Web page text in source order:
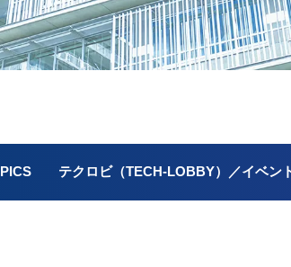
テクロビ（TECH-LOBBY）／イベン